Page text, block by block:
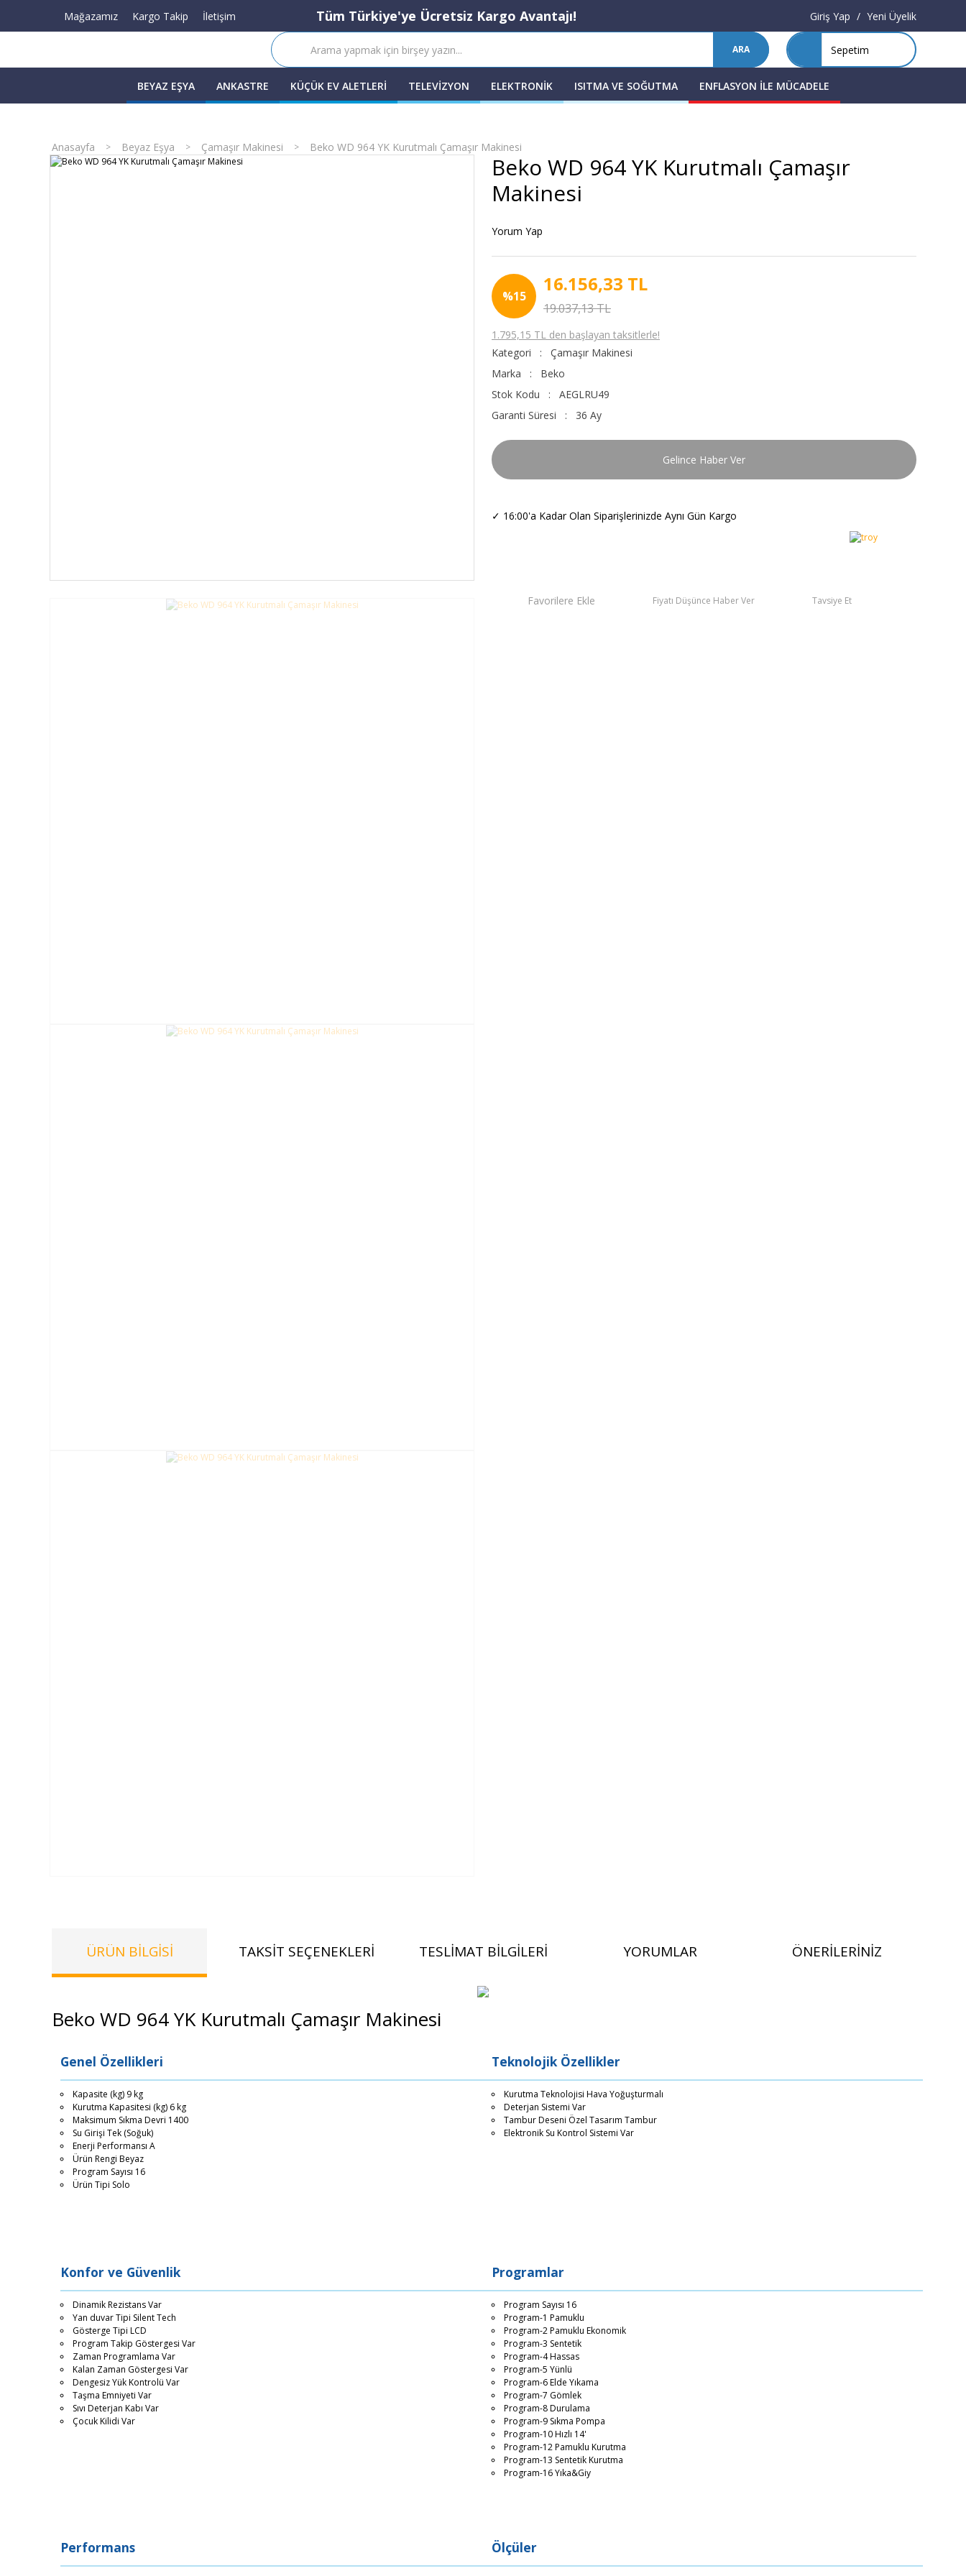
Mağazamız Kargo Takip İletişim Tüm Türkiye'ye Ücretsiz Kargo Avantajı! Giriş Yap / Yeni Üyelik
ARA Sepetim
BEYAZ EŞYA ANKASTRE KÜÇÜK EV ALETLERI TELEVIZYON ELEKTRONIK ISITMA VE SOĞUTMA ENFLASYON İLE MÜCADELE
Anasayfa Beyaz Eşya Çamaşır Makinesi Beko WD 964 YK Kurutmalı Çamaşır Makinesi
Beko WD 964 YK Kurutmalı Çamaşır
Makinesi
Yorum Yap
%15
16.156,33 TL
19.037,13 TL
1.795,15 TL den başlayan taksitlerle!
Kategori
Çamaşır Makinesi
Marka
Beko
Stok Kodu
AEGLRU49
Garanti Süresi
36 Ay
Gelince Haber Ver
✓ 16:00'a Kadar Olan Siparişlerinizde Aynı Gün Kargo
Fiyatı Düşünce Haber Ver Tavsiye Et
ÜRÜN BILGISI TAKSIT SEÇENEKLERI TESLIMAT BILGILERI YORUMLAR ÖNERILERINIZ
Beko WD 964 YK Kurutmalı Çamaşır Makinesi
Genel Özellikleri
Kapasite (kg) 9 kg
Kurutma Kapasitesi (kg) 6 kg
Maksimum Sıkma Devri 1400
Su Girişi Tek (Soğuk)
Enerji Performansı A
Ürün Rengi Beyaz
Program Sayısı 16
Ürün Tipi Solo
Teknolojik Özellikler
Kurutma Teknolojisi Hava Yoğuşturmalı
Deterjan Sistemi Var
Tambur Deseni Özel Tasarım Tambur
Elektronik Su Kontrol Sistemi Var
Konfor ve Güvenlik
Dinamik Rezistans Var
Yan duvar Tipi Silent Tech
Gösterge Tipi LCD
Program Takip Göstergesi Var
Zaman Programlama Var
Kalan Zaman Göstergesi Var
Dengesiz Yük Kontrolü Var
Taşma Emniyeti Var
Sıvı Deterjan Kabı Var
Çocuk Kilidi Var
Programlar
Program Sayısı 16
Program-1 Pamuklu
Program-2 Pamuklu Ekonomik
Program-3 Sentetik
Program-4 Hassas
Program-5 Yünlü
Program-6 Elde Yıkama
Program-7 Gömlek
Program-8 Durulama
Program-9 Sıkma Pompa
Program-10 Hızlı 14'
Program-12 Pamuklu Kurutma
Program-13 Sentetik Kurutma
Program-16 Yıka&Giy
Performans Ölçüler